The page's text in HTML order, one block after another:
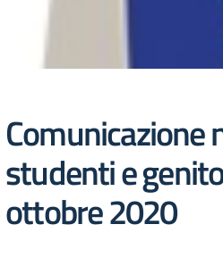
Comunicazione
studenti e
ottobre 2020